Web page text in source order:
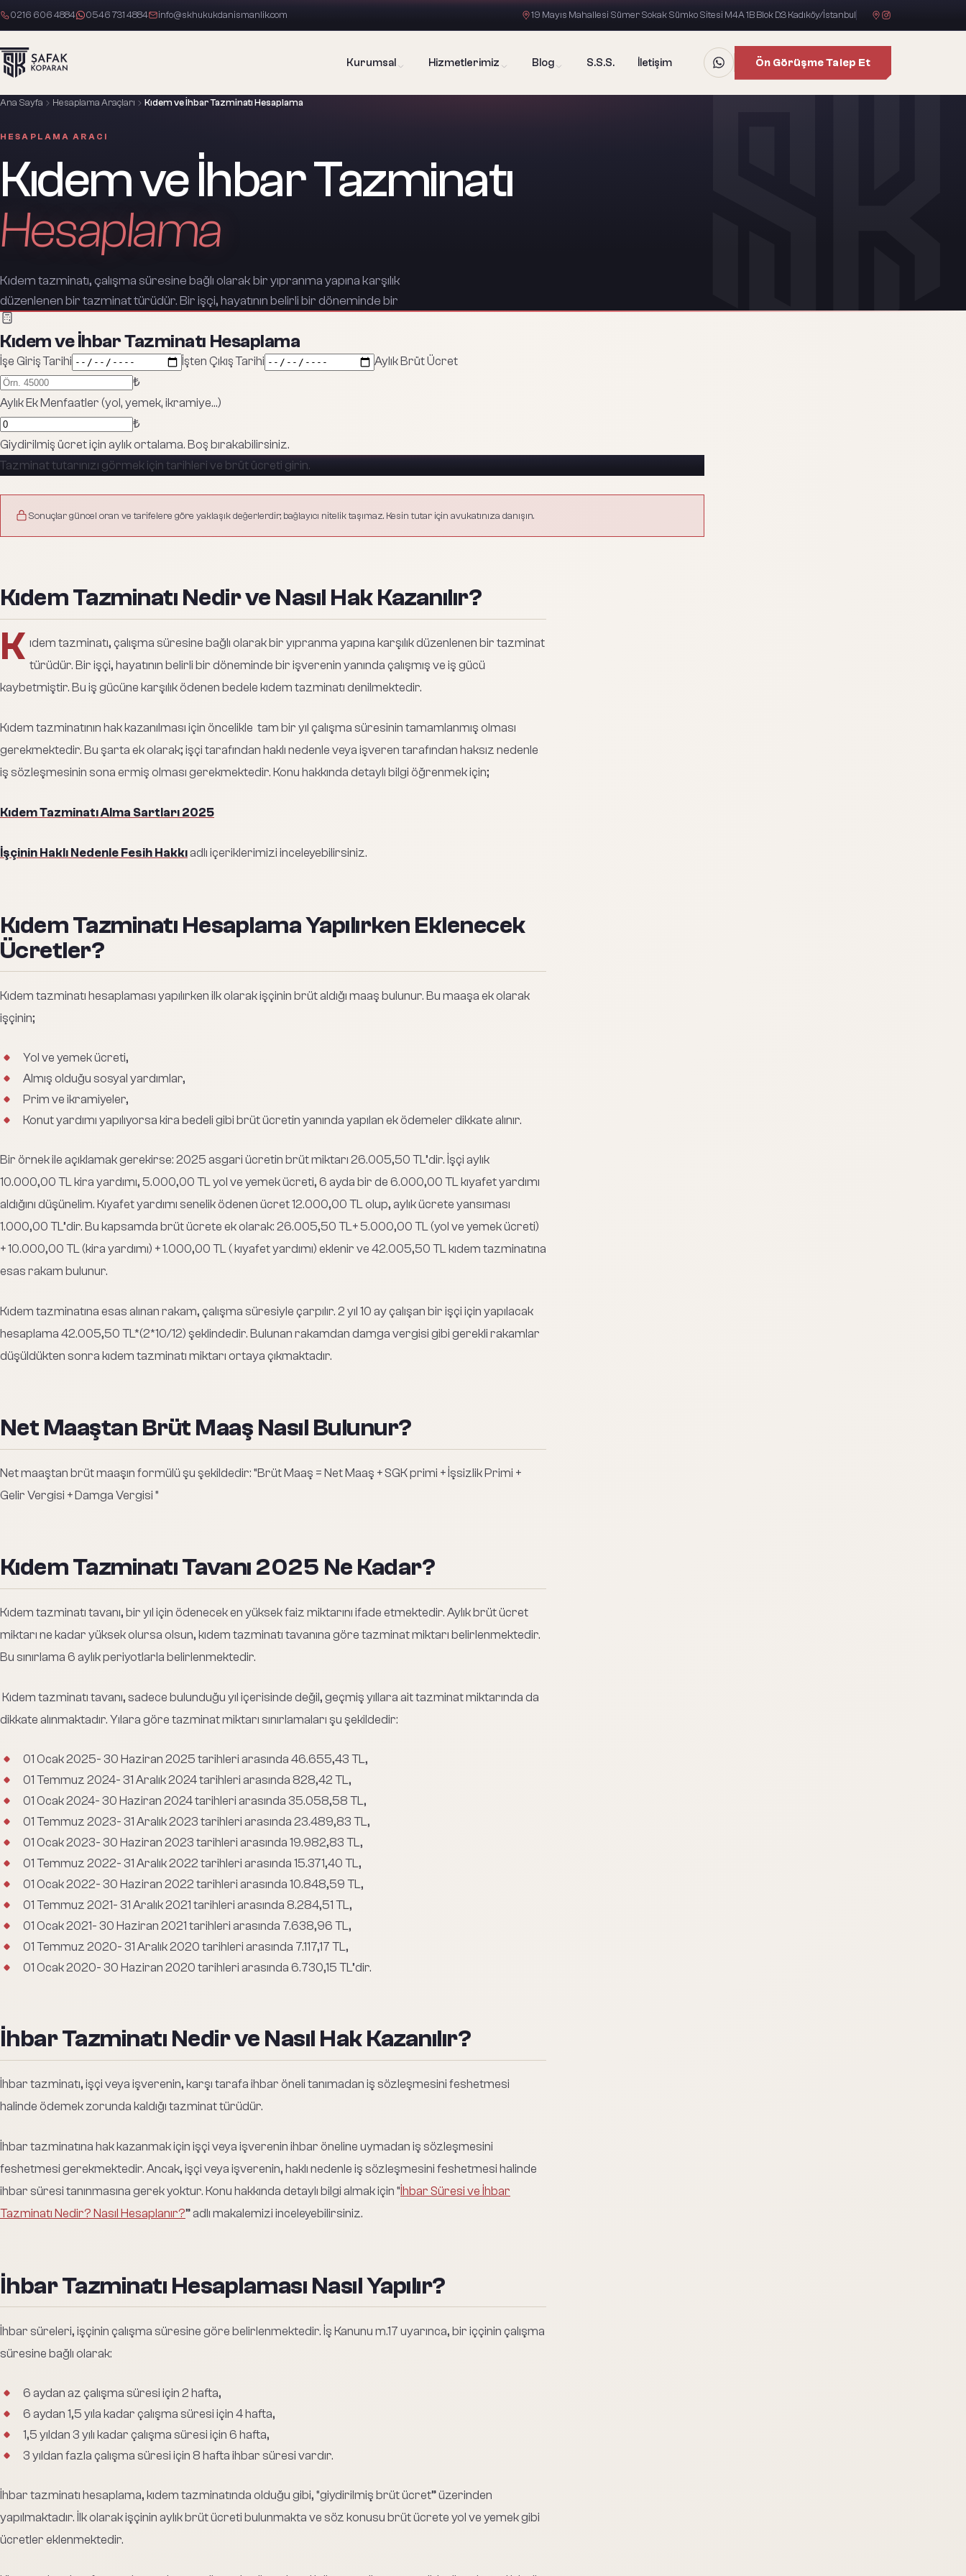
0216 606 4884 0546 731 4884 info@skhukukdanismanlik.com 19 Mayıs Mahallesi Sümer Sokak Sümko Sitesi M4A 1B Blok D:3 Kadıköy/İstanbul
Kurumsal Hizmetlerimiz Blog S.S.S. İletişim Ön Görüşme Talep Et
Ana Sayfa Hesaplama Araçları Kıdem ve İhbar Tazminatı Hesaplama
HESAPLAMA ARACI
Kıdem ve İhbar Tazminatı
Kıdem tazminatı, çalışma süresine bağlı olarak bir yıpranma yapına karşılık
düzenlenen bir tazminat türüdür. Bir işçi, hayatının belirli bir döneminde bir
Kıdem ve İhbar Tazminatı Hesaplama
İşe Giriş Tarihi İşten Çıkış Tarihi
Aylık Brüt Ücret
₺
Aylık Ek Menfaatler (yol, yemek, ikramiye…)
₺
Giydirilmiş ücret için aylık ortalama. Boş bırakabilirsiniz.
Tazminat tutarınızı görmek için tarihleri ve brüt ücreti girin.
Sonuçlar güncel oran ve tarifelere göre yaklaşık değerlerdir; bağlayıcı nitelik taşımaz. Kesin tutar için avukatınıza danışın.
Kıdem Tazminatı Nedir ve Nasıl Hak Kazanılır?
K ıdem tazminatı, çalışma süresine bağlı olarak bir yıpranma yapına karşılık düzenlenen bir tazminat
türüdür. Bir işçi, hayatının belirli bir döneminde bir işverenin yanında çalışmış ve iş gücü
kaybetmiştir. Bu iş gücüne karşılık ödenen bedele kıdem tazminatı denilmektedir.
Kıdem tazminatının hak kazanılması için öncelikle tam bir yıl çalışma süresinin tamamlanmış olması
gerekmektedir. Bu şarta ek olarak; işçi tarafından haklı nedenle veya işveren tarafından haksız nedenle
iş sözleşmesinin sona ermiş olması gerekmektedir. Konu hakkında detaylı bilgi öğrenmek için;
Kıdem Tazminatı Alma Sartları 2025
İşçinin Haklı Nedenle Fesih Hakkıadlı içeriklerimizi inceleyebilirsiniz.
Kıdem Tazminatı Hesaplama Yapılırken Eklenecek
Ücretler?
Kıdem tazminatı hesaplaması yapılırken ilk olarak işçinin brüt aldığı maaş bulunur. Bu maaşa ek olarak
işçinin;
Yol ve yemek ücreti,
Almış olduğu sosyal yardımlar,
Prim ve ikramiyeler,
Konut yardımı yapılıyorsa kira bedeli gibi brüt ücretin yanında yapılan ek ödemeler dikkate alınır.
Bir örnek ile açıklamak gerekirse: 2025 asgari ücretin brüt miktarı 26.005,50 TL’dir. İşçi aylık
10.000,00 TL kira yardımı, 5.000,00 TL yol ve yemek ücreti, 6 ayda bir de 6.000,00 TL kıyafet yardımı
aldığını düşünelim. Kıyafet yardımı senelik ödenen ücret 12.000,00 TL olup, aylık ücrete yansıması
1.000,00 TL’dir. Bu kapsamda brüt ücrete ek olarak: 26.005,50 TL+ 5.000,00 TL (yol ve yemek ücreti)
+ 10.000,00 TL (kira yardımı) + 1.000,00 TL ( kıyafet yardımı) eklenir ve 42.005,50 TL kıdem tazminatına
esas rakam bulunur.
Kıdem tazminatına esas alınan rakam, çalışma süresiyle çarpılır. 2 yıl 10 ay çalışan bir işçi için yapılacak
hesaplama 42.005,50 TL*(2*10/12) şeklindedir. Bulunan rakamdan damga vergisi gibi gerekli rakamlar
düşüldükten sonra kıdem tazminatı miktarı ortaya çıkmaktadır.
Net Maaştan Brüt Maaş Nasıl Bulunur?
Net maaştan brüt maaşın formülü şu şekildedir: “Brüt Maaş = Net Maaş + SGK primi + İşsizlik Primi +
Gelir Vergisi + Damga Vergisi “
Kıdem Tazminatı Tavanı 2025 Ne Kadar?
Kıdem tazminatı tavanı, bir yıl için ödenecek en yüksek faiz miktarını ifade etmektedir. Aylık brüt ücret
miktarı ne kadar yüksek olursa olsun, kıdem tazminatı tavanına göre tazminat miktarı belirlenmektedir.
Bu sınırlama 6 aylık periyotlarla belirlenmektedir.
Kıdem tazminatı tavanı, sadece bulunduğu yıl içerisinde değil, geçmiş yıllara ait tazminat miktarında da
dikkate alınmaktadır. Yılara göre tazminat miktarı sınırlamaları şu şekildedir:
01 Ocak 2025- 30 Haziran 2025 tarihleri arasında 46.655,43 TL,
01 Temmuz 2024- 31 Aralık 2024 tarihleri arasında 828,42 TL,
01 Ocak 2024- 30 Haziran 2024 tarihleri arasında 35.058,58 TL,
01 Temmuz 2023- 31 Aralık 2023 tarihleri arasında 23.489,83 TL,
01 Ocak 2023- 30 Haziran 2023 tarihleri arasında 19.982,83 TL,
01 Temmuz 2022- 31 Aralık 2022 tarihleri arasında 15.371,40 TL,
01 Ocak 2022- 30 Haziran 2022 tarihleri arasında 10.848,59 TL,
01 Temmuz 2021- 31 Aralık 2021 tarihleri arasında 8.284,51 TL,
01 Ocak 2021- 30 Haziran 2021 tarihleri arasında 7.638,96 TL,
01 Temmuz 2020- 31 Aralık 2020 tarihleri arasında 7.117,17 TL,
01 Ocak 2020- 30 Haziran 2020 tarihleri arasında 6.730,15 TL’dir.
İhbar Tazminatı Nedir ve Nasıl Hak Kazanılır?
İhbar tazminatı, işçi veya işverenin, karşı tarafa ihbar öneli tanımadan iş sözleşmesini feshetmesi
halinde ödemek zorunda kaldığı tazminat türüdür.
İhbar tazminatına hak kazanmak için işçi veya işverenin ihbar öneline uymadan iş sözleşmesini
feshetmesi gerekmektedir. Ancak, işçi veya işverenin, haklı nedenle iş sözleşmesini feshetmesi halinde
ihbar süresi tanınmasına gerek yoktur. Konu hakkında detaylı bilgi almak için “ İhbar Süresi ve İhbar
Tazminatı Nedir? Nasıl Hesaplanır?” adlı makalemizi inceleyebilirsiniz.
İhbar Tazminatı Hesaplaması Nasıl Yapılır?
İhbar süreleri, işçinin çalışma süresine göre belirlenmektedir. İş Kanunu m.17 uyarınca, bir iççinin çalışma
süresine bağlı olarak:
6 aydan az çalışma süresi için 2 hafta,
6 aydan 1,5 yıla kadar çalışma süresi için 4 hafta,
1,5 yıldan 3 yılı kadar çalışma süresi için 6 hafta,
3 yıldan fazla çalışma süresi için 8 hafta ihbar süresi vardır.
İhbar tazminatı hesaplama, kıdem tazminatında olduğu gibi, “giydirilmiş brüt ücret” üzerinden
yapılmaktadır. İlk olarak işçinin aylık brüt ücreti bulunmakta ve söz konusu brüt ücrete yol ve yemek gibi
ücretler eklenmektedir.